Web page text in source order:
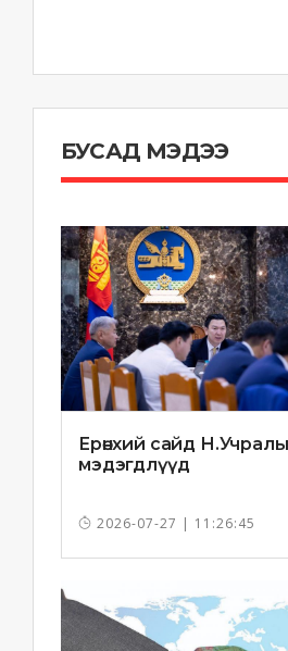
БУСАД МЭДЭЭ
Ерөнхий сайд
мэдэгдлүүд
2026-07-27 | 11:26:45